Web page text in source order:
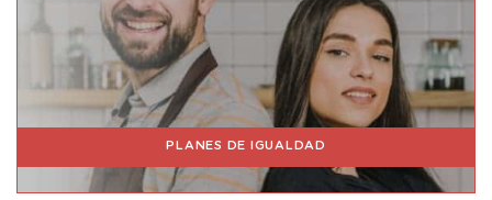
PLANES DE IGUALDAD